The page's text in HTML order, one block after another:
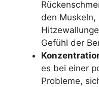
den Muskeln,
Gefühl der
es bei einer
Probleme,